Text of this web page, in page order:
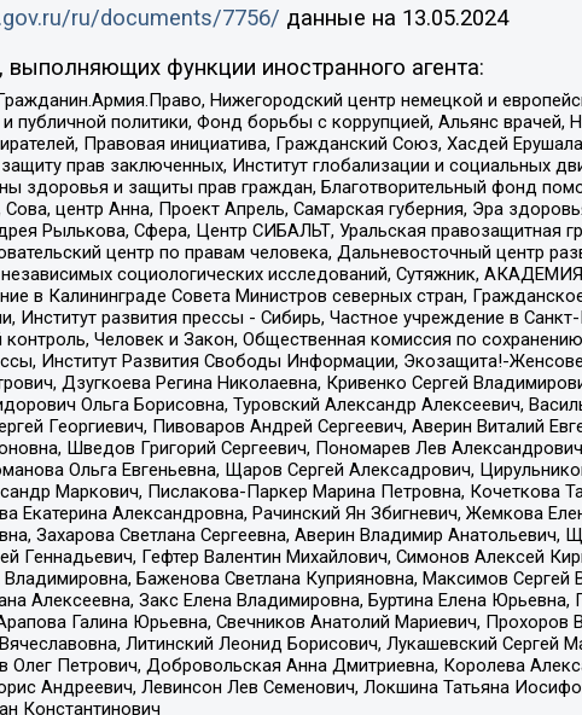
ru/documents/7756/ данные на 13.05.2024
функции иностранного агента:
Нижегородский центр немецкой и
публичной политики, Фонд борьбы с коррупцией, Альянс
Правовая инициатива, Гражданский Союз, Хасдей
прав заключенных, Институт глобализации и социальных
здоровья и защиты прав граждан, Благотворительный фонд
Сова, центр Анна, Проект Апрель, Самарская губерния, Эра
Рылькова, Сфера, Центр СИБАЛЬТ, Уральская правозащитная
центр по правам человека, Дальневосточный центр
социологических исследований, Сутяжник,
в Калининграде Совета Министров северных стран,
Институт развития прессы - Сибирь, Частное учреждение в
Человек и Закон, Общественная комиссия по
Институт Развития Свободы Информации, Экозащита!-
Дзугкоева Регина Николаевна, Кривенко Сергей
Ольга Борисовна, Туровский Александр Алексеевич,
Георгиевич, Пивоваров Андрей Сергеевич, Аверин Виталий
Шведов Григорий Сергеевич, Пономарев Лев
Ольга Евгеньевна, Щаров Сергей Алексадрович,
Маркович, Пислакова-Паркер Марина Петровна, Кочеткова
Екатерина Александровна, Рачинский Ян Збигневич, Жемкова
Захарова Светлана Сергеевна, Аверин Владимир
Геннадьевич, Гефтер Валентин Михайлович, Симонов Алексей
Баженова Светлана Куприяновна, Максимов
Алексеевна, Закс Елена Владимировна, Буртина Елена
Галина Юрьевна, Свечников Анатолий Мариевич,
Литинский Леонид Борисович, Лукашевский
Олег Петрович, Добровольская Анна Дмитриевна, Королева
Андреевич, Левинсон Лев Семенович, Локшина Татьяна
Константинович